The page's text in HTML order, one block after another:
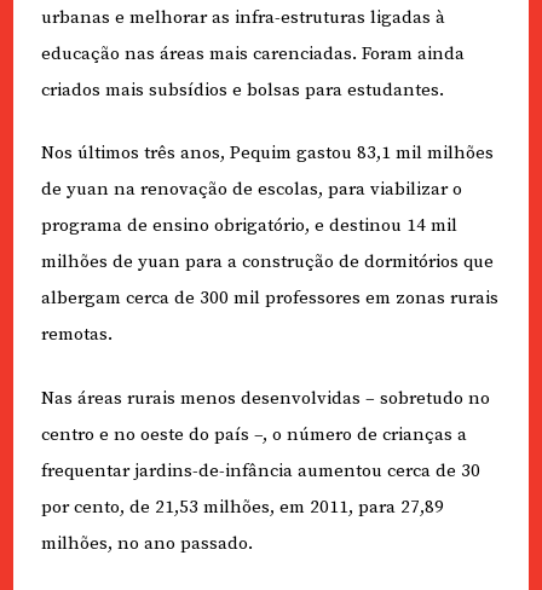
urbanas e melhorar as infra-estruturas ligadas à
educação nas áreas mais carenciadas. Foram ainda
criados mais subsídios e bolsas para estudantes.
Nos últimos três anos, Pequim gastou 83,1 mil milhões
de yuan na renovação de escolas, para viabilizar o
programa de ensino obrigatório, e destinou 14 mil
milhões de yuan para a construção de dormitórios que
albergam cerca de 300 mil professores em zonas rurais
remotas.
Nas áreas rurais menos desenvolvidas – sobretudo no
centro e no oeste do país –, o número de crianças a
frequentar jardins-de-infância aumentou cerca de 30
por cento, de 21,53 milhões, em 2011, para 27,89
milhões, no ano passado.